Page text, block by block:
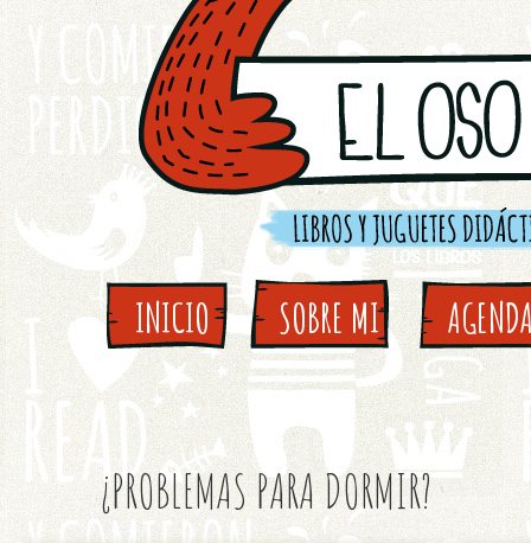
INICIO SOBRE MI
¿PROBLEMAS PARA DORMIR?